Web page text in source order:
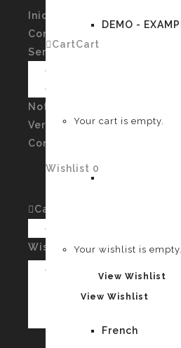
DEMO -
Spanish
French
CartCart
Your cart is empty.
Wishlist 0
Your wishlist is empty.
View Wishlist
Inicio
Conócenos
Servicios
Noticias
Verssiones
Contacto
Cart
Wishlist 0
View Wishlist